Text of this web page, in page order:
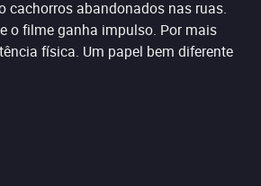
cachorros abandonados nas ruas.
o filme ganha impulso. Por mais
física. Um papel bem diferente